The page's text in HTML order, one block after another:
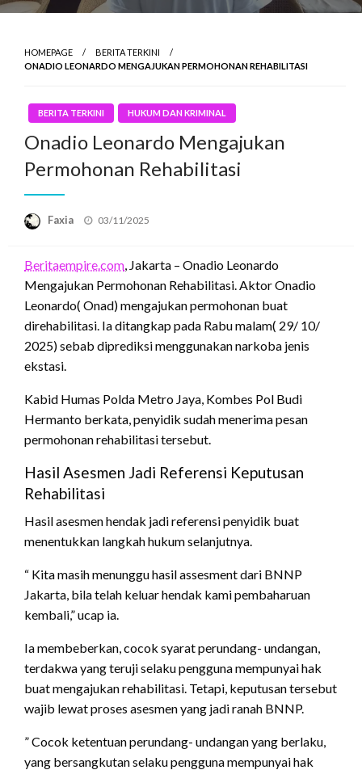
HOMEPAGE
BERITA TERKINI
ONADIO LEONARDO MENGAJUKAN PERMOHONAN REHABILITASI
BERITA TERKINI HUKUM DAN KRIMINAL
Onadio Leonardo Mengajukan
Permohonan Rehabilitasi
Faxia
Posted
03/11/2025
Beritaempire.com, Jakarta – Onadio Leonardo
Mengajukan Permohonan Rehabilitasi. Aktor Onadio
Leonardo( Onad) mengajukan permohonan buat
direhabilitasi. Ia ditangkap pada Rabu malam( 29/ 10/
2025) sebab diprediksi menggunakan narkoba jenis
ekstasi.
Kabid Humas Polda Metro Jaya, Kombes Pol Budi
Hermanto berkata, penyidik sudah menerima pesan
permohonan rehabilitasi tersebut.
Hasil Asesmen Jadi Referensi Keputusan
Rehabilitasi
Hasil asesmen hendak jadi referensi penyidik buat
menentukkan langkah hukum selanjutnya.
“ Kita masih menunggu hasil assesment dari BNNP
Jakarta, bila telah keluar hendak kami pembaharuan
kembali,” ucap ia.
Ia membeberkan, cocok syarat perundang- undangan,
terdakwa yang teruji selaku pengguna mempunyai hak
buat mengajukan rehabilitasi. Tetapi, keputusan tersebut
wajib lewat proses asesmen yang jadi ranah BNNP.
” Cocok ketentuan perundang- undangan yang berlaku,
yang bersangkutan selaku pengguna mempunyai hak